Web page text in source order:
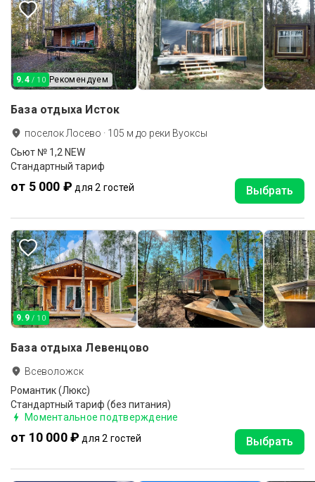
9.4 / 10 Рекомендуем
База отдыха Исток
поселок Лосево · 105 м до реки Вуоксы
Сьют № 1,2 NEW
Стандартный тариф
от 5 000 ₽ для 2 гостей Выбрать
9.9 / 10
База отдыха Левенцово
Всеволожск
Романтик (Люкс)
Стандартный тариф (без питания)
Моментальное подтверждение
от 10 000 ₽ для 2 гостей Выбрать